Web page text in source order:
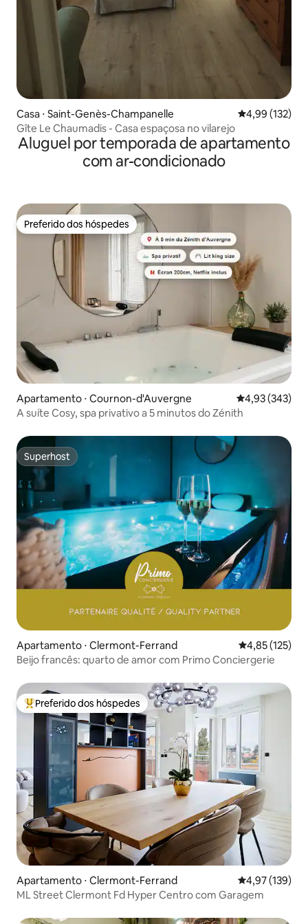
Casa ⋅ Saint-Genès-Champanelle 4,99 de uma
4,99 (132)
Gîte Le Chaumadis - Casa espaçosa no vilarejo
Aluguel por temporada de apartamento
com ar-condicionado
Preferido dos hóspedes
Preferido dos hóspedes
Apartamento ⋅ Cournon-d'Auvergne 4,93 de uma
4,93 (343)
A suíte Cosy, spa privativo a 5 minutos do Zénith
Superhost
Superhost
Apartamento ⋅ Clermont-Ferrand 4,85 de uma
4,85 (125)
Beijo francês: quarto de amor com Primo Conciergerie
Entre os melhores preferidos dos hóspedes
Preferido dos hóspedes
Apartamento ⋅ Clermont-Ferrand 4,97 de uma
4,97 (139)
ML Street Clermont Fd Hyper Centro com Garagem